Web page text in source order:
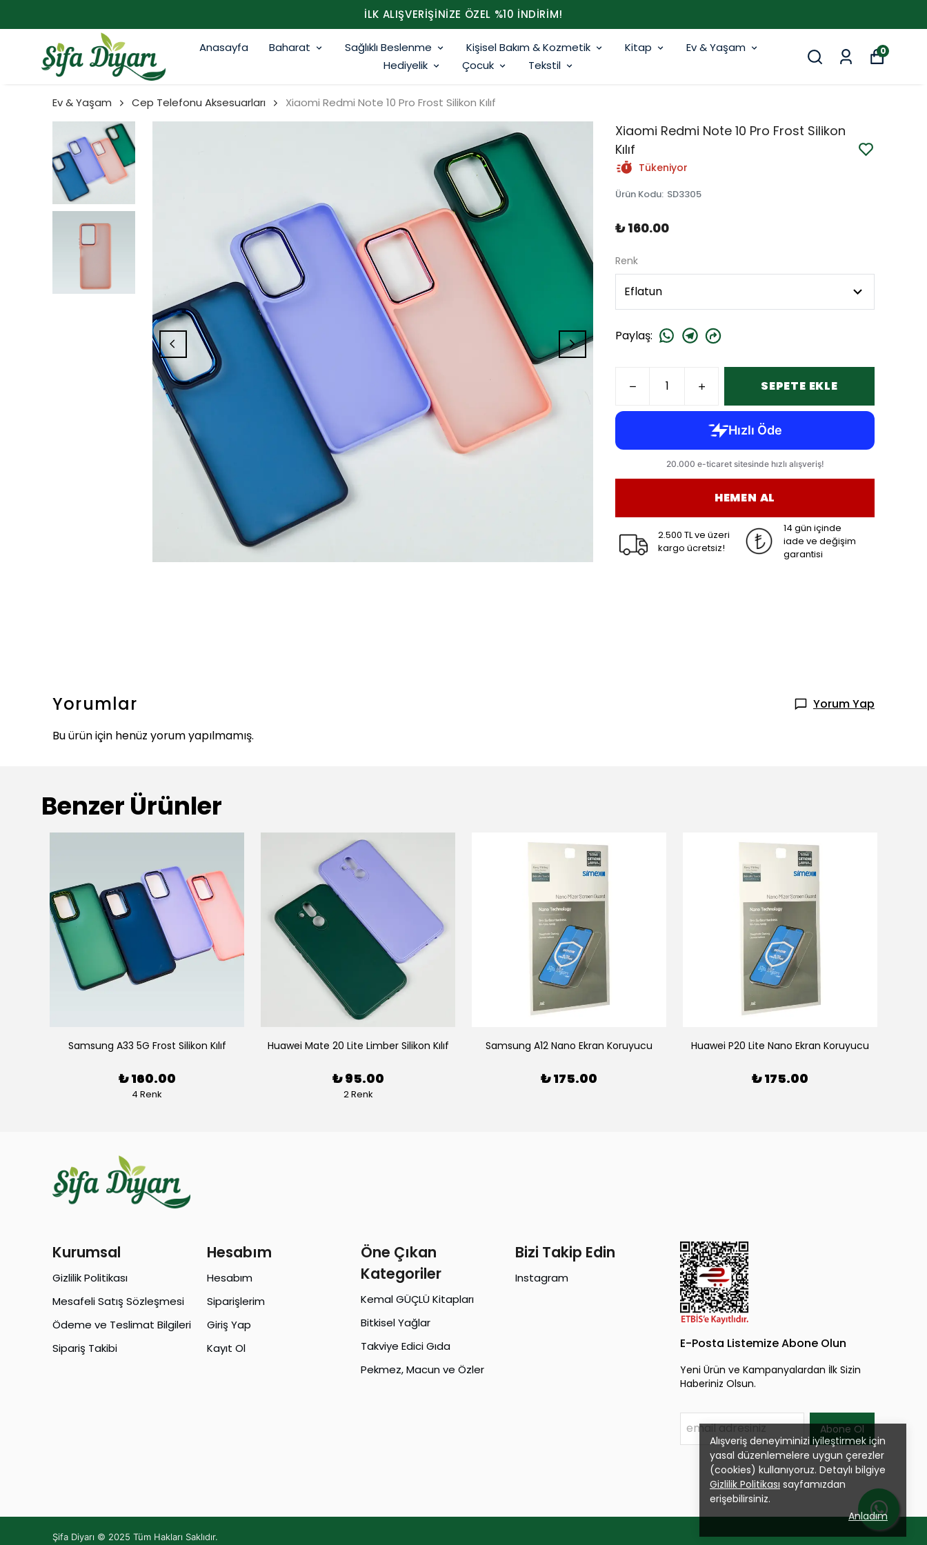
İLK ALIŞVERİŞİNİZE ÖZEL %10 İNDİRİM!
Anasayfa Baharat Sağlıklı Beslenme Kişisel Bakım & Kozmetik Kitap
Ev & Yaşam
Hediyelik
Çocuk Tekstil
0
Alışveriş deneyiminizi iyileştirmek için
yasal düzenlemelere uygun çerezler
(cookies) kullanıyoruz. Detaylı bilgiye
Gizlilik Politikası sayfamızdan
erişebilirsiniz.
Anladım
Ev & Yaşam Cep Telefonu Aksesuarları Xiaomi Redmi Note 10 Pro Frost Silikon Kılıf
Xiaomi Redmi Note 10 Pro Frost Silikon
Kılıf
Tükeniyor
Ürün Kodu: SD3305
₺ 160.00
Renk
Paylaş:
SEPETE EKLE
HEMEN AL
2.500 TL ve üzeri
kargo ücretsiz!
14 gün içinde
iade ve değişim
garantisi
Yorumlar
Yorum Yap
Bu ürün için henüz yorum yapılmamış.
Benzer Ürünler
Samsung A33 5G Frost Silikon Kılıf
₺ 160.00
4 Renk
Huawei Mate 20 Lite Limber Silikon Kılıf
₺ 95.00
2 Renk
Samsung A12 Nano Ekran Koruyucu
₺ 175.00
Huawei P20 Lite Nano Ekran Koruyucu
₺ 175.00
Kurumsal
Gizlilik Politikası
Mesafeli Satış Sözleşmesi
Ödeme ve Teslimat Bilgileri
Sipariş Takibi
Hesabım
Hesabım
Siparişlerim
Giriş Yap
Kayıt Ol
Öne Çıkan
Kategoriler
Kemal GÜÇLÜ Kitapları
Bitkisel Yağlar
Takviye Edici Gıda
Pekmez, Macun ve Özler
Bizi Takip Edin
Instagram
E-Posta Listemize Abone Olun
Yeni Ürün ve Kampanyalardan İlk Sizin
Haberiniz Olsun.
Abone Ol
Şifa Diyarı © 2025 Tüm Hakları Saklıdır.